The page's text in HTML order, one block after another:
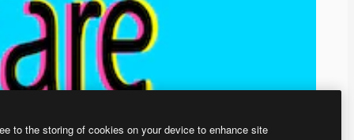
to the storing of cookies on your device to enhance site